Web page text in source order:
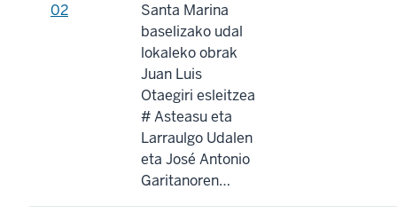
02
Santa Marina
baselizako udal
lokaleko obrak
Juan Luis
Otaegiri esleitzea
# Asteasu eta
Larraulgo Udalen
eta José Antonio
Garitanoren…